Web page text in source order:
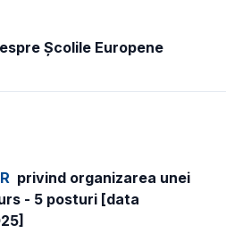
Școlile Europene
privind organizarea unei
- 5 posturi [data